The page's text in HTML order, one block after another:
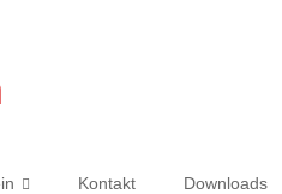
Kontakt Downloads